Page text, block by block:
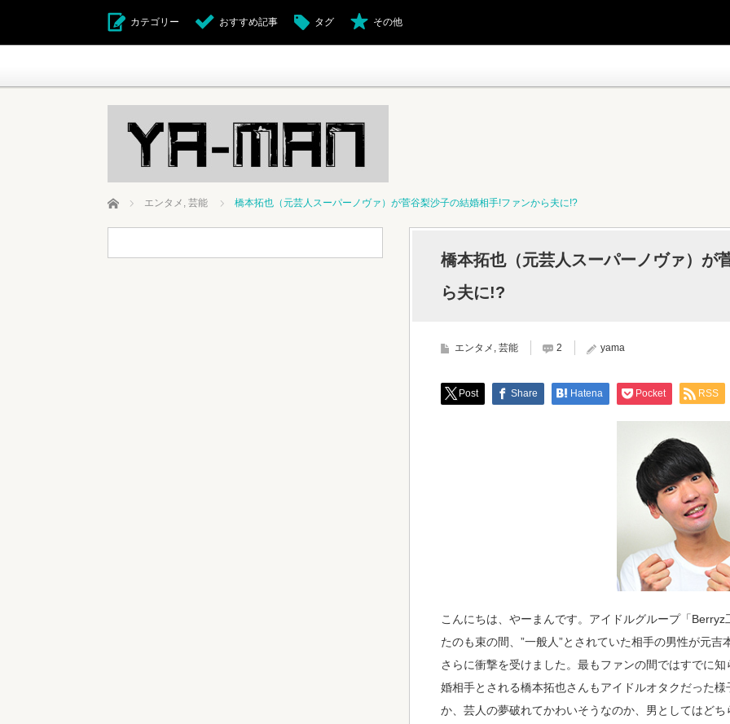
カテゴリー おすすめ記事 タグ その他
ホーム エンタメ , 芸能 橋本拓也（元芸人スーパーノヴァ）が菅谷梨沙子の結婚相手!ファンから夫に!?
橋本拓也（元芸人スーパーノヴァ）が
ら夫に!?
エンタメ , 芸能 2 yama
Post Share Hatena Pocket RSS
こんにちは、やーまんです。アイドルグループ「
たのも束の間、”一般人”とされていた相手の男性が元
さらに衝撃を受けました。最もファンの間ではすでに
婚相手とされる橋本拓也さんもアイドルオタクだった
か、芸人の夢破れてかわいそうなのか、男としてはどち